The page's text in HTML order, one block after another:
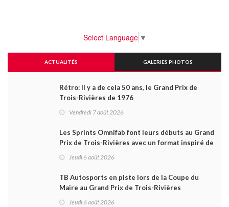
Select Language ▼
ACTUALITÉS GALERIES PHOTOS
Rétro: Il y a de cela 50 ans, le Grand Prix de
Trois-Rivières de 1976
Vendredi 7 août 2026
Les Sprints Omnifab font leurs débuts au Grand
Prix de Trois-Rivières avec un format inspiré de
Jeudi 6 août 2026
TB Autosports en piste lors de la Coupe du
Maire au Grand Prix de Trois-Rivières
Jeudi 6 août 2026